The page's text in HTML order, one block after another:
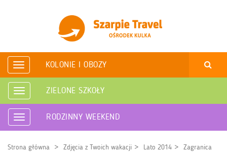
Rozwiń
nawigację
KOLONIE I OBOZY
Rozwiń
nawigację
ZIELONE SZKOŁY
Rozwiń
nawigację
RODZINNY WEEKEND
Strona główna Zdjęcia z Twoich wakacji Lato 2014
Zagranica